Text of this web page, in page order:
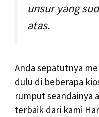
unsur yang
atas.
Anda sepatutnya
dulu di beberapa
rumput seandainya
terbaik dari kami